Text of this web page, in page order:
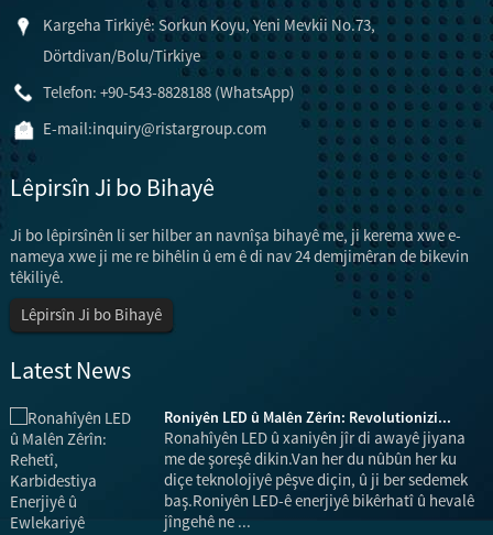
Kargeha Tirkiyê: Sorkun Koyu, Yeni Mevkii No.73,
Dörtdivan/Bolu/Tirkiye
Telefon: +90-543-8828188 (WhatsApp)
E-mail:inquiry@ristargroup.com
Lêpirsîn Ji bo Bihayê
Ji bo lêpirsînên li ser hilber an navnîşa bihayê me, ji kerema xwe e-
nameya xwe ji me re bihêlin û em ê di nav 24 demjimêran de bikevin
têkiliyê.
Lêpirsîn Ji bo Bihayê
Latest News
Roniyên LED û Malên Zêrîn: Revolutionizi...
Ronahîyên LED û xaniyên jîr di awayê jiyana
me de şoreşê dikin.Van her du nûbûn her ku
diçe teknolojiyê pêşve diçin, û ji ber sedemek
baş.Roniyên LED-ê enerjiyê bikêrhatî û hevalê
jîngehê ne ...